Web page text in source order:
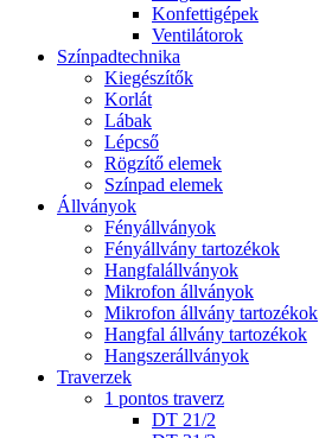
Konfettigépek
Ventilátorok
Színpadtechnika
Kiegészítők
Korlát
Lábak
Lépcső
Rögzítő elemek
Színpad elemek
Állványok
Fényállványok
Fényállvány tartozékok
Hangfalállványok
Mikrofon állványok
Mikrofon állvány tartozékok
Hangfal állvány tartozékok
Hangszerállványok
Traverzek
1 pontos traverz
DT 21/2